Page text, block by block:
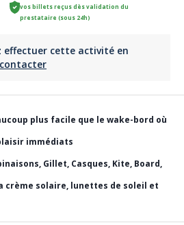
vos billets reçus dès validation du
prestataire (sous 24h)
effectuer cette activité en
plus facile que le wake-bord où
immédiats
Gillet, Casques, Kite, Board,
crème solaire, lunettes de soleil et